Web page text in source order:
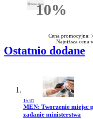
10%Rabatu
Cena promocyjna:
Najniższa cena
Ostatnio dodane
15:01
Przejdź do artykułu:
MEN: Tworzenie miejsc
zadanie ministerstwa